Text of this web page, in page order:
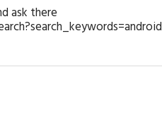
ask there